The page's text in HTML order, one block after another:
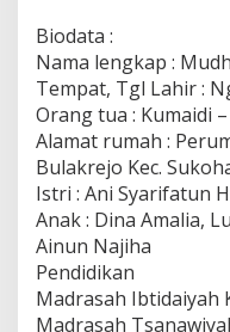
Biodata :
Nama lengkap :
Tempat, Tgl Lahir :
Orang tua : Kumaidi
Alamat rumah :
Bulakrejo Kec.
Istri : Ani Syarifatun
Anak : Dina Amalia,
Ainun Najiha
Pendidikan
Madrasah Ibtidaiyah
Madrasah